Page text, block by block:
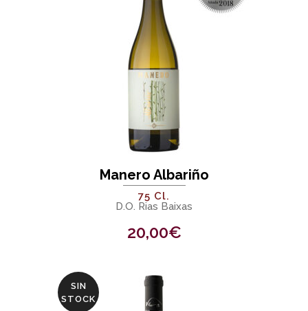
Manero Albariño
75 Cl.
D.O. Rias Baixas
20,00€
SIN
STOCK